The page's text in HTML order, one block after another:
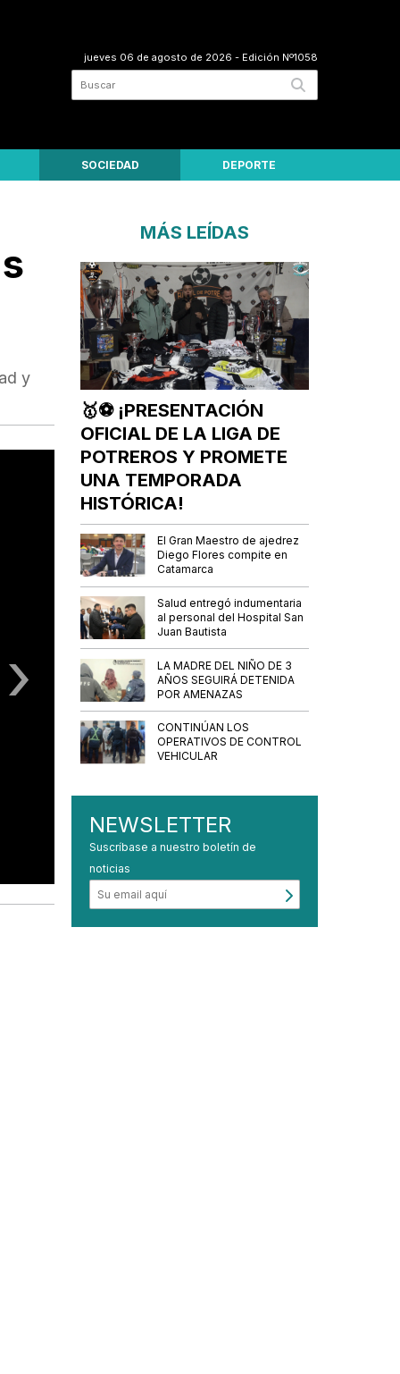
jueves 06 de agosto de 2026 - Edición Nº1058
SOCIEDAD DEPORTE
y
›
MÁS LEÍDAS
🥇⚽ ¡PRESENTACIÓN
OFICIAL DE LA LIGA DE
POTREROS Y PROMETE
UNA TEMPORADA
HISTÓRICA!
El Gran Maestro de ajedrez
Diego Flores compite en
Catamarca
Salud entregó indumentaria
al personal del Hospital San
Juan Bautista
LA MADRE DEL NIÑO DE 3
AÑOS SEGUIRÁ DETENIDA
POR AMENAZAS
CONTINÚAN LOS
OPERATIVOS DE CONTROL
VEHICULAR
NEWSLETTER
Suscríbase a nuestro boletín de
noticias